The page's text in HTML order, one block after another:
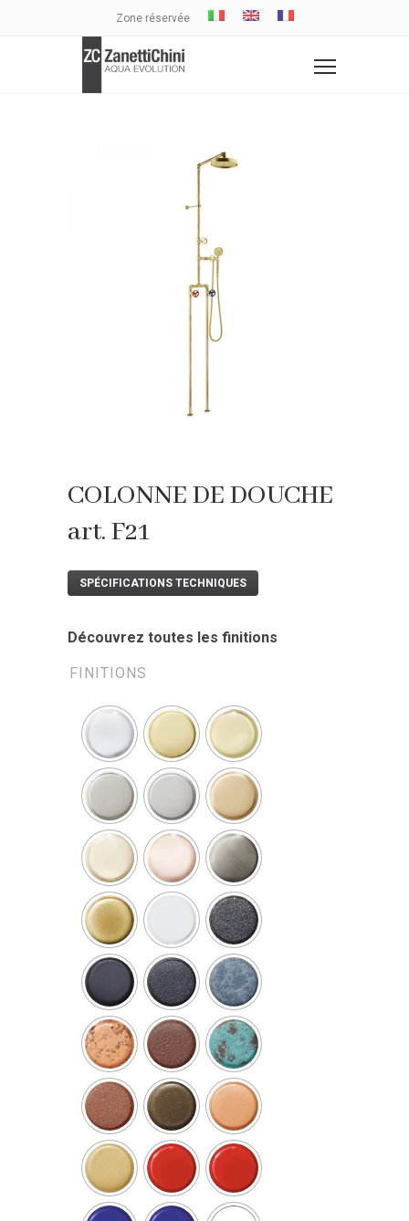
Zone réservée
COLONNE DE DOUCHE
art. F21
SPÉCIFICATIONS TECHNIQUES
Découvrez toutes les finitions
FINITIONS